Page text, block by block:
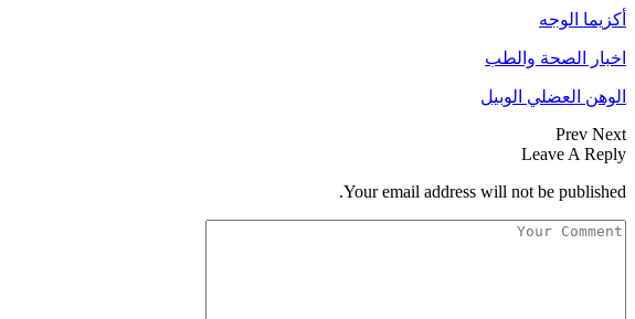
أكزيما الوجه
اخبار الصحة والطب
الوهن العضلي الوبيل
Prev Next
Leave A Reply
Your email address will not be published.